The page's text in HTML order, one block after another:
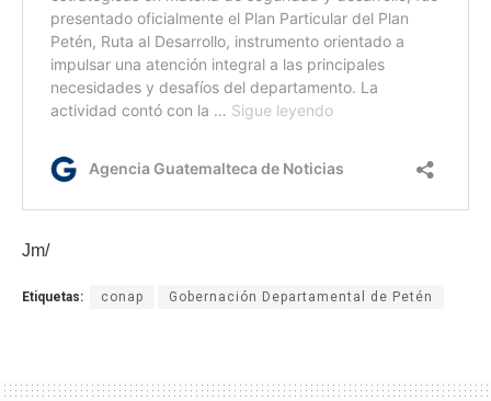
Jm/
Etiquetas: conap Gobernación Departamental de Petén